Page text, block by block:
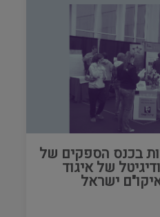
בכנס הספקים של
של איגוד
ישראל